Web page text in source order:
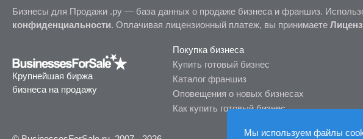
Бизнесы для Продажи .ру — база данных о продаже бизнеса и франшиз.
конфиденциальности. Оплачивая лицензионный платеж, вы принимаете
Крупнейшая биржа
бизнеса на продажу
Покупка бизнеса
Купить готовый бизнес
Каталог франшиз
Оповещения о новых бизнесах
Как купить готовый бизнес
Мы используем файлы